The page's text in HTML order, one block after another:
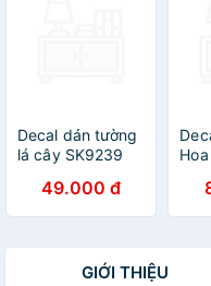
Decal dán tường
lá cây SK9239
49.000 đ
GIỚI THIỆU